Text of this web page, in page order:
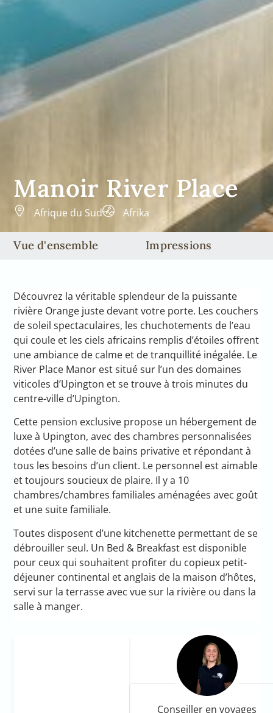
Manoir River Place
Afrique du Sud Afrika
Vue d'ensemble Impressions
Découvrez la véritable splendeur de la puissante
rivière Orange juste devant votre porte. Les couchers
de soleil spectaculaires, les chuchotements de l’eau
qui coule et les ciels africains remplis d’étoiles offrent
une ambiance de calme et de tranquillité inégalée. Le
River Place Manor est situé sur l’un des domaines
viticoles d’Upington et se trouve à trois minutes du
centre-ville d’Upington.
Cette pension exclusive propose un hébergement de
luxe à Upington, avec des chambres personnalisées
dotées d’une salle de bains privative et répondant à
tous les besoins d’un client. Le personnel est aimable
et toujours soucieux de plaire. Il y a 10
chambres/chambres familiales aménagées avec goût
et une suite familiale.
Toutes disposent d’une kitchenette permettant de se
débrouiller seul. Un Bed & Breakfast est disponible
pour ceux qui souhaitent profiter du copieux petit-
déjeuner continental et anglais de la maison d’hôtes,
servi sur la terrasse avec vue sur la rivière ou dans la
salle à manger.
Conseiller en voyages